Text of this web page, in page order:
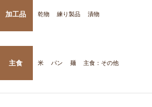
加工品 乾物 練り製品 漬物
主食 米 パン 麺 主食：その他